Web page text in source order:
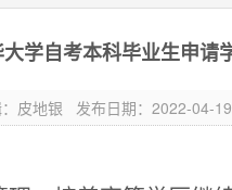
学自考本科毕业生申请
皮地银 发布日期：2022-04-